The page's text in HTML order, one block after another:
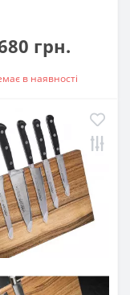
грн.
в наявностi